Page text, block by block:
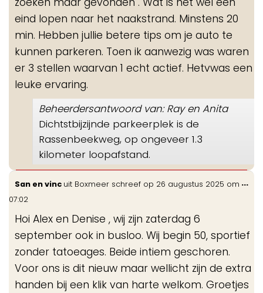
eind lopen naar het naakstrand. Minstens 20
min. Hebben jullie betere tips om je auto te
kunnen parkeren. Toen ik aanwezig was waren
er 3 stellen waarvan 1 echt actief. Hetvwas een
leuke ervaring.
Beheerdersantwoord van: Ray en Anita
Dichtstbijzijnde parkeerplek is de
Rassenbeekweg, op ongeveer 1.3
kilometer loopafstand.
San en vinc uit Boxmeer schreef op 26 augustus 2025 om
07:02
Hoi Alex en Denise , wij zijn zaterdag 6
september ook in busloo. Wij begin 50, sportief
zonder tatoeages. Beide intiem geschoren.
Voor ons is dit nieuw maar wellicht zijn de extra
handen bij een klik van harte welkom. Groetjes
...